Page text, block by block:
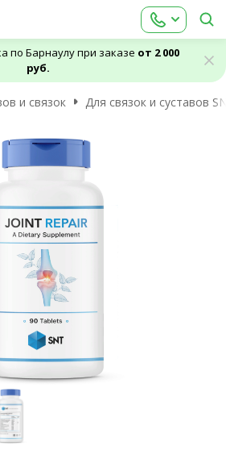
по Барнаулу при заказе от 2 000
руб.
и связок Для связок и суставов